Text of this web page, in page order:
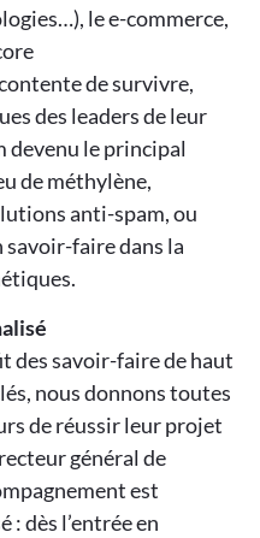
le e-commerce,
de survivre,
des leaders de leur
devenu le principal
de méthylène,
anti-spam, ou
faire dans la
des savoir-faire de haut
nous donnons toutes
de réussir leur projet
général de
est
dès l’entrée en